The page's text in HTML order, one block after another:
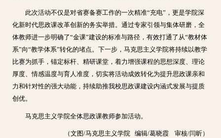
此次活动不仅是对省赛备赛工作的一次精准“充电”，更是学院深
化新时代思政课改革创新的务实举措。通过专家引领与集体研磨，全
体教师进一步明确了“金课”建设的标准与路径，有效打通了从“教材体
系”向“教学体系”转化的堵点。下一步，马克思主义学院将持续以教学
比赛为抓手，锚定标杆、精研课堂，着力增强课程的思想深度、理论
厚度、情感温度与育人准度，切实将活动成效转化为提升思政课亲和
力和针对性的强大动能，持续助推我校思政课建设内涵式发展与提质
创优。
马克思主义学院全体思政课教师参加活动。
（文图/马克思主义学院 编辑/葛晓霞 审核/闫昕）